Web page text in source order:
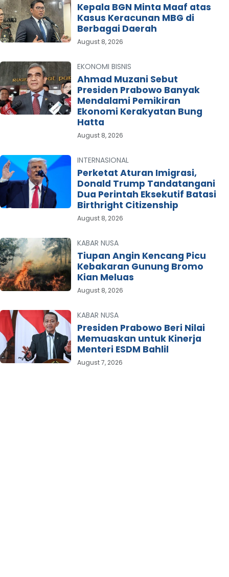
Kepala BGN Minta Maaf atas
Kasus Keracunan MBG di
Berbagai Daerah
August 8, 2026
EKONOMI BISNIS
Ahmad Muzani Sebut
Presiden Prabowo Banyak
Mendalami Pemikiran
Ekonomi Kerakyatan Bung
Hatta
August 8, 2026
INTERNASIONAL
Perketat Aturan Imigrasi,
Donald Trump Tandatangani
Dua Perintah Eksekutif Batasi
Birthright Citizenship
August 8, 2026
KABAR NUSA
Tiupan Angin Kencang Picu
Kebakaran Gunung Bromo
Kian Meluas
August 8, 2026
KABAR NUSA
Presiden Prabowo Beri Nilai
Memuaskan untuk Kinerja
Menteri ESDM Bahlil
August 7, 2026